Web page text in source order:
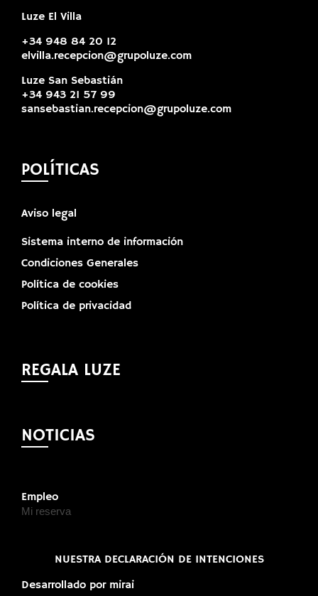
Luze El Villa
+34 948 84 20 12
elvilla.recepcion@grupoluze.com
Luze San Sebastián
+34 943 21 57 99
sansebastian.recepcion@grupoluze.com
POLÍTICAS
Aviso legal
Sistema interno de información
Condiciones Generales
Política de cookies
Política de privacidad
REGALA LUZE
NOTICIAS
Empleo
Mi reserva
NUESTRA DECLARACIÓN DE INTENCIONES
Desarrollado por mirai